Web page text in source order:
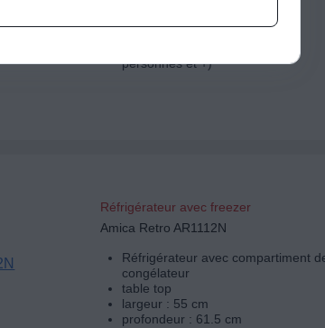
personnes et +)
Réfrigérateur avec freezer
Amica Retro AR1112N
Réfrigérateur avec compartiment
congélateur
table top
largeur : 55 cm
profondeur : 61.5 cm